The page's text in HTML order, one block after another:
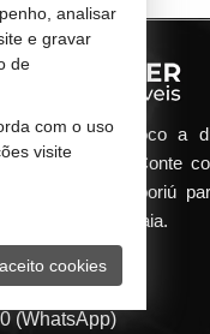
surgir me coloco a
e eficiente. Conte
Balneário Camboriú
ideal aqui na Praia.
(WhatsApp)
analisar
e gravar
de
com o uso
visite
aceito cookies